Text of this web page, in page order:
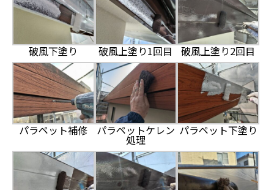
破風下塗り 破風上塗り1回目 破風上塗り2回目
パラペット補修 パラペットケレン
処理
パラペット下塗り